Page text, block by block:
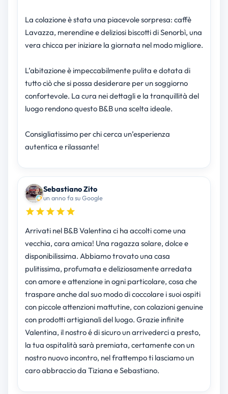
La colazione è stata una piacevole sorpresa: caffè
Lavazza, merendine e deliziosi biscotti di Senorbì, una
vera chicca per iniziare la giornata nel modo migliore.
L’abitazione è impeccabilmente pulita e dotata di
tutto ciò che si possa desiderare per un soggiorno
confortevole. La cura nei dettagli e la tranquillità del
luogo rendono questo B&B una scelta ideale.
Consigliatissimo per chi cerca un’esperienza
autentica e rilassante!
Sebastiano Zito
un anno fa su Google
Arrivati nel B&B Valentina ci ha accolti come una
vecchia, cara amica! Una ragazza solare, dolce e
disponibilissima. Abbiamo trovato una casa
pulitissima, profumata e deliziosamente arredata
con amore e attenzione in ogni particolare, cosa che
traspare anche dal suo modo di coccolare i suoi ospiti
con piccole attenzioni mattutine, con colazioni genuine
con prodotti artigianali del luogo. Grazie infinite
Valentina, il nostro é di sicuro un arrivederci a presto,
la tua ospitalità sarà premiata, certamente con un
nostro nuovo incontro, nel frattempo ti lasciamo un
caro abbraccio da Tiziana e Sebastiano.